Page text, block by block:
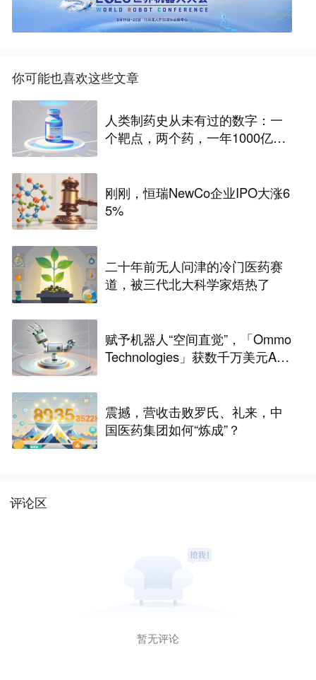
你可能也喜欢这些文章
人类制药史从未有过的数字：一
个靶点，两个药，一年1000亿美
刚刚，恒瑞NewCo企业IPO大涨6
5%
二十年前无人问津的冷门医药赛
道，被三代北大科学家焐热了
赋予机器人“空间直觉”，「Ommo
Technologies」获数千万美元A轮
震撼，营收击败罗氏、礼来，中
国医药集团如何“炼成”？
评论区
暂无评论